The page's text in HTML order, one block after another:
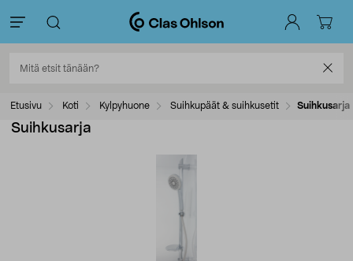
Etusivu Koti Kylpyhuone Suihkupäät & suihkusetit Suihkusarja
Suihkusarja